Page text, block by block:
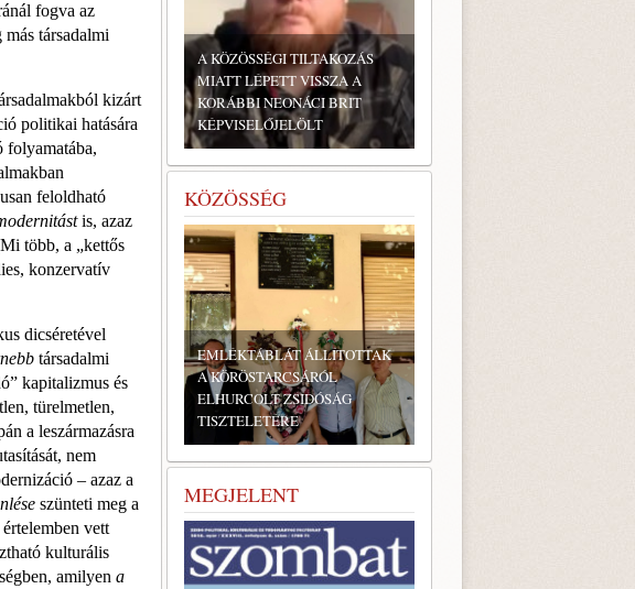
fogva az
társadalmi
kizárt
politikai hatására
folyamatába,
feloldható
is, azaz
több, a „kettős
konzervatív
di­cséretével
társadalmi
kapitalizmus és
türel­metlen,
a leszármazásra
nem
– azaz a
szünteti meg a
vett
kulturális
amilyen a
A KÖZÖSSÉGI TILTAKOZÁS
MIATT LÉPETT VISSZA A
KORÁBBI NEONÁCI BRIT
KÉPVISELŐJELÖLT
KÖZÖSSÉG
EMLÉKTÁBLÁT ÁLLÍTOTTAK
A KÖRÖSTARCSÁRÓL
ELHURCOLT ZSIDÓSÁG
TISZTELETÉRE
BONYHÁDI ZSIDÓ NAPOK
MEGJELENT